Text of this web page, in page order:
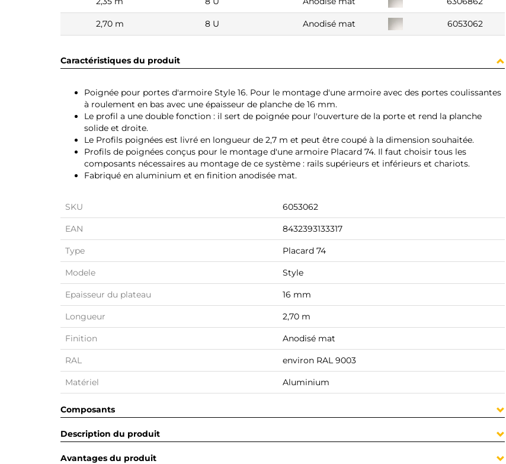
2,70 m 8 U Anodisé mat 6053062
Caractéristiques du produit
Poignée pour portes d'armoire Style 16. Pour le montage d'une armoire avec des portes coulissantes
à roulement en bas avec une épaisseur de planche de 16 mm.
Le profil a une double fonction : il sert de poignée pour l'ouverture de la porte et rend la planche
solide et droite.
Le Profils poignées est livré en longueur de 2,7 m et peut être coupé à la dimension souhaitée.
Profils de poignées conçus pour le montage d'une armoire Placard 74. Il faut choisir tous les
composants nécessaires au montage de ce système : rails supérieurs et inférieurs et chariots.
Fabriqué en aluminium et en finition anodisée mat.
SKU 6053062
EAN 8432393133317
Type Placard 74
Modele Style
Epaisseur du plateau 16 mm
Longueur 2,70 m
Finition Anodisé mat
RAL environ RAL 9003
Matériel Aluminium
Composants
Description du produit
Avantages du produit